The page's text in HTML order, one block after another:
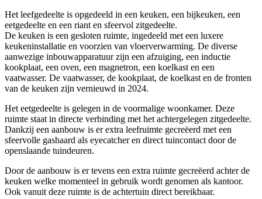
Het leefgedeelte is opgedeeld in een keuken, een bijkeuken, een
eetgedeelte en een riant en sfeervol zitgedeelte.
De keuken is een gesloten ruimte, ingedeeld met een luxere
keukeninstallatie en voorzien van vloerverwarming. De diverse
aanwezige inbouwapparatuur zijn een afzuiging, een inductie
kookplaat, een oven, een magnetron, een koelkast en een
vaatwasser. De vaatwasser, de kookplaat, de koelkast en de fronten
van de keuken zijn vernieuwd in 2024.
Het eetgedeelte is gelegen in de voormalige woonkamer. Deze
ruimte staat in directe verbinding met het achtergelegen zitgedeelte.
Dankzij een aanbouw is er extra leefruimte gecreëerd met een
sfeervolle gashaard als eyecatcher en direct tuincontact door de
openslaande tuindeuren.
Door de aanbouw is er tevens een extra ruimte gecreëerd achter de
keuken welke momenteel in gebruik wordt genomen als kantoor.
Ook vanuit deze ruimte is de achtertuin direct bereikbaar.